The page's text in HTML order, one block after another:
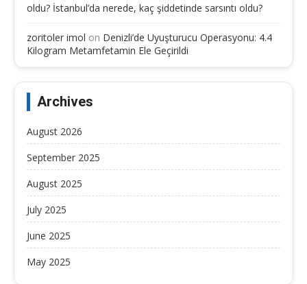
oldu? İstanbul’da nerede, kaç şiddetinde sarsıntı oldu?
zoritoler imol on Denizli’de Uyuşturucu Operasyonu: 4.4
Kilogram Metamfetamin Ele Geçirildi
Archives
August 2026
September 2025
August 2025
July 2025
June 2025
May 2025